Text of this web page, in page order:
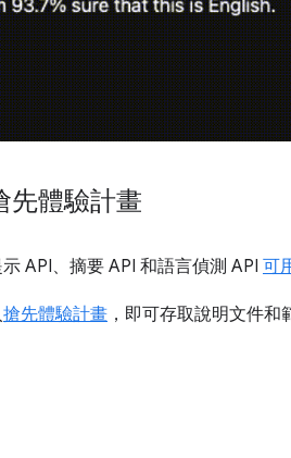
先體驗計畫
API、摘要 API 和語言偵測 API 可
搶先體驗計畫 ，即可存取說明文件和